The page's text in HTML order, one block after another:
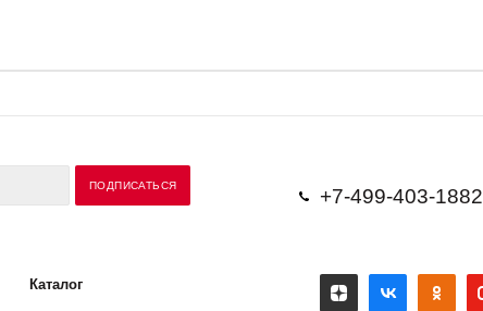
+7-499-403-1882
Каталог